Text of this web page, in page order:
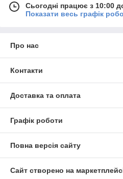
Сьогодні працює з 10:00
Показати весь графік
Про нас
Контакти
Доставка та оплата
Графік роботи
Повна версія сайту
Сайт створено на